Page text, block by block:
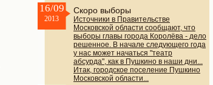
16/09
2013
Скоро выборы
Источники в Правительстве
Московской области сообщают, что
выборы главы города Королёва - дело
решенное. В начале следующего года
у нас может начаться "театр
абсурда", как в Пушкино в наши дни...
Итак, городское поселение Пушкино
Московской области...